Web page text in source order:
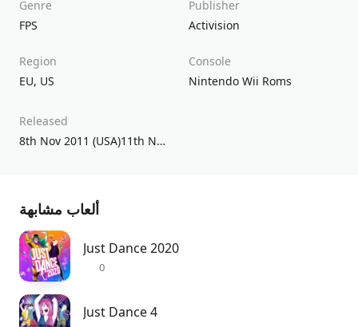
Genre
FPS
Publisher
Activision
Region
EU, US
Console
Nintendo Wii Roms
Released
8th Nov 2011 (USA)11th Nov 2011 (UK/EU)
ألعاب مشابهة
Just Dance 2020
0
Just Dance 4